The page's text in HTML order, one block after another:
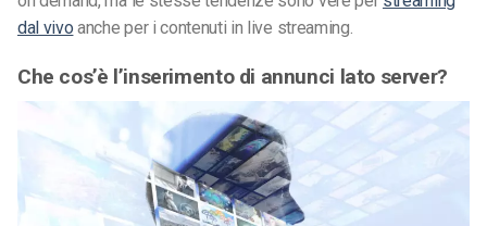
dal vivo anche per i contenuti in live streaming.
Che cos’è l’inserimento di annunci lato server?